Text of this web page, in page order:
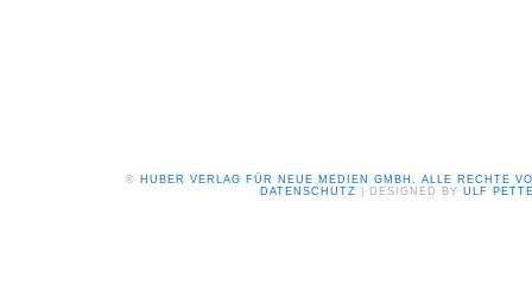
© HUBER VERLAG FÜR NEUE MEDIEN GMBH. ALLE RECHTE
DATENSCHUTZ | DESIGNED BY ULF